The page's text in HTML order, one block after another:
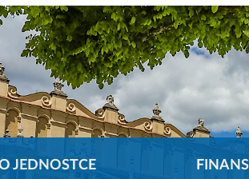
JEDNOSTCE